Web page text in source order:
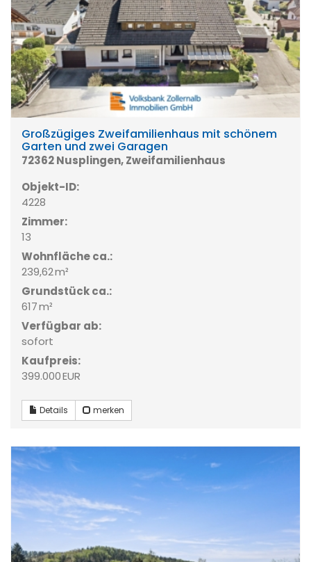
Großzügiges Zweifamilienhaus mit schönem
Garten und zwei Garagen
72362 Nusplingen, Zweifamilienhaus
Objekt-ID:
4228
Zimmer:
13
Wohnfläche ca.:
239,62 m²
Grund­stück ca.:
617 m²
Verfügbar ab:
sofort
Kaufpreis:
399.000 EUR
Details merken